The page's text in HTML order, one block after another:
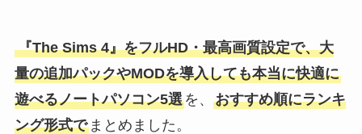
『The Sims 4』をフルHD・最高画質設定で、大
量の追加パックやMODを導入しても本当に快適に
遊べるノートパソコン5選を、 おすすめ順にランキ
ング形式でまとめました。